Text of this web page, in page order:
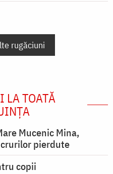
rugăciuni
LA TOATĂ
Mucenic Mina,
pierdute
copii